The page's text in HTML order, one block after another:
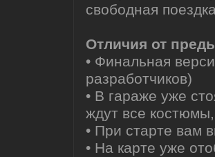
свободная
Отличия от
• Финальная
разработчиков)
• В гараже уже
ждут все
• При старте вам
• На карте уже